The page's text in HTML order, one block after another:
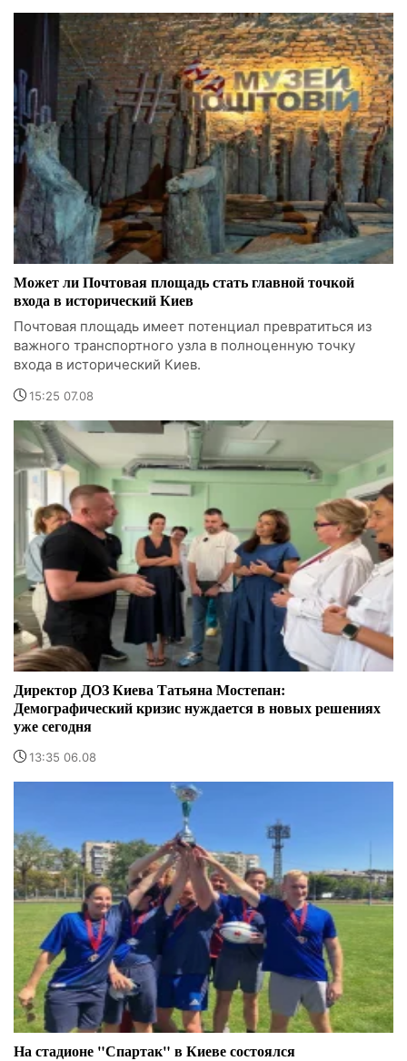
Может ли Почтовая площадь стать главной точкой
входа в исторический Киев
Почтовая площадь имеет потенциал превратиться из
важного транспортного узла в полноценную точку
входа в исторический Киев.
15:25 07.08
Директор ДОЗ Киева Татьяна Мостепан:
Демографический кризис нуждается в новых решениях
уже сегодня
13:35 06.08
На стадионе "Спартак" в Киеве состоялся